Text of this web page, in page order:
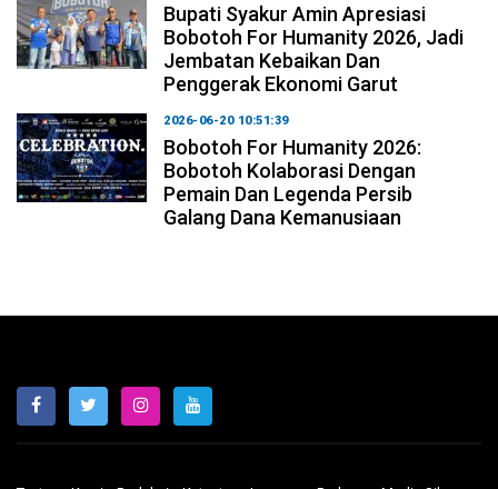
Bupati Syakur Amin Apresiasi
Bobotoh For Humanity 2026, Jadi
Jembatan Kebaikan Dan
Penggerak Ekonomi Garut
2026-06-20 10:51:39
Bobotoh For Humanity 2026:
Bobotoh Kolaborasi Dengan
Pemain Dan Legenda Persib
Galang Dana Kemanusiaan